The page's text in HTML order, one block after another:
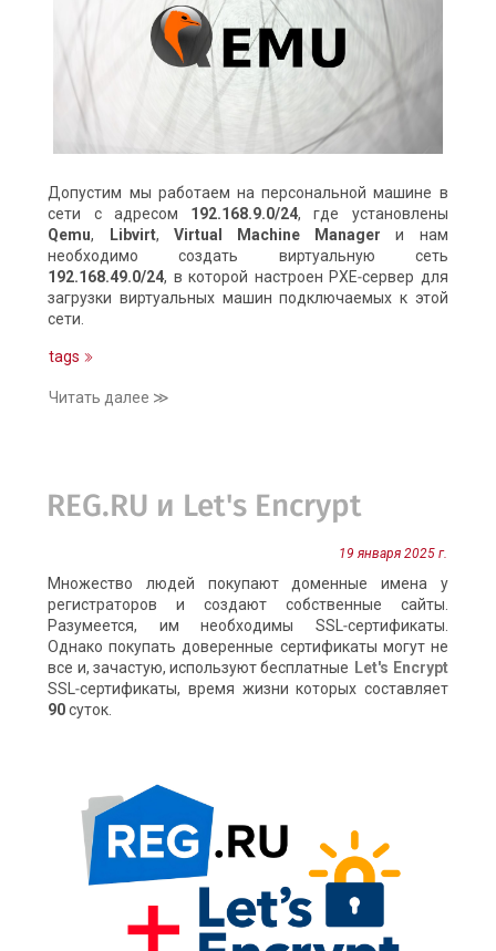
Допустим мы работаем на персональной машине в
сети с адресом 192.168.9.0/24, где установлены
Qemu, Libvirt, Virtual Machine Manager и нам
необходимо создать виртуальную сеть
192.168.49.0/24, в которой настроен PXE‑сервер для
загрузки виртуальных машин подключаемых к этой
сети.
tags
Читать далее ≫
REG.RU и Let's Encrypt
19 января 2025 г.
Множество людей покупают доменные имена у
регистраторов и создают собственные сайты.
Разумеется, им необходимы SSL‑сертификаты.
Однако покупать доверенные сертификаты могут не
все и, зачастую, используют бесплатные Let's Encrypt
SSL‑сертификаты, время жизни которых составляет
90суток.